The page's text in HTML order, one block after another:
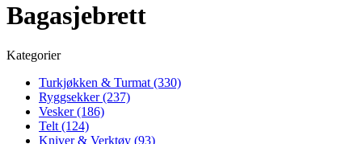
Bagasjebrett
Kategorier
Turkjøkken & Turmat (330)
Ryggsekker (237)
Vesker (186)
Telt (124)
Kniver & Verktøy (93)